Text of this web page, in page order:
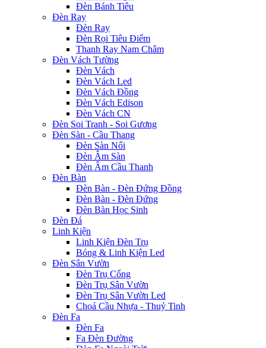
Đèn Bánh Tiêu
Đèn Ray
Đèn Ray
Đèn Rọi Tiêu Điểm
Thanh Ray Nam Châm
Đèn Vách Tường
Đèn Vách
Đèn Vách Led
Đèn Vách Đồng
Đèn Vách Edison
Đèn Vách CN
Đèn Soi Tranh - Soi Gương
Đèn Sàn - Cầu Thang
Đèn Sàn Nổi
Đèn Âm Sàn
Đèn Âm Cầu Thanh
Đèn Bàn
Đèn Bàn - Đèn Đứng Đồng
Đèn Bàn - Đèn Đứng
Đèn Bàn Học Sinh
Đèn Đá
Linh Kiện
Linh Kiện Đèn Trụ
Bóng & Linh Kiện Led
Đèn Sân Vườn
Đèn Trụ Cổng
Đèn Trụ Sân Vườn
Đèn Trụ Sân Vườn Led
Choá Cầu Nhựa - Thuỷ Tinh
Đèn Fa
Đèn Fa
Fa Đèn Đường